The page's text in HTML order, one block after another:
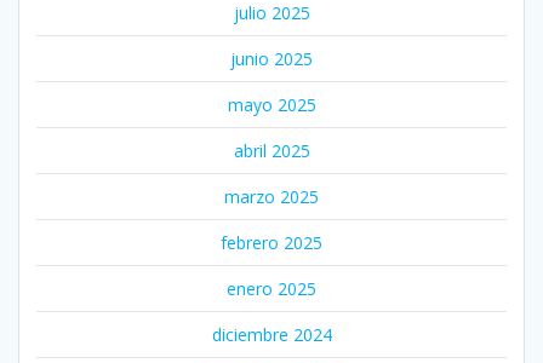
julio 2025
junio 2025
mayo 2025
abril 2025
marzo 2025
febrero 2025
enero 2025
diciembre 2024